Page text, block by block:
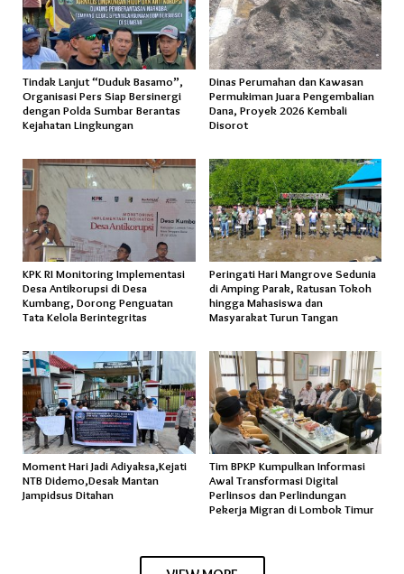
Tindak Lanjut “Duduk Basamo”,
Organisasi Pers Siap Bersinergi
dengan Polda Sumbar Berantas
Kejahatan Lingkungan
Dinas Perumahan dan Kawasan
Permukiman Juara Pengembalian
Dana, Proyek 2026 Kembali
Disorot
KPK RI Monitoring Implementasi
Desa Antikorupsi di Desa
Kumbang, Dorong Penguatan
Tata Kelola Berintegritas
Peringati Hari Mangrove Sedunia
di Amping Parak, Ratusan Tokoh
hingga Mahasiswa dan
Masyarakat Turun Tangan
Moment Hari Jadi Adiyaksa,Kejati
NTB Didemo,Desak Mantan
Jampidsus Ditahan
Tim BPKP Kumpulkan Informasi
Awal Transformasi Digital
Perlinsos dan Perlindungan
Pekerja Migran di Lombok Timur